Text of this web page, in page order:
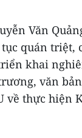
Văn
quán triệt,
khai
văn
về thực hiện